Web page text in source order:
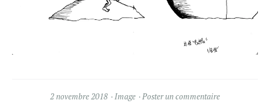
2 novembre 2018 Image Poster un commentaire